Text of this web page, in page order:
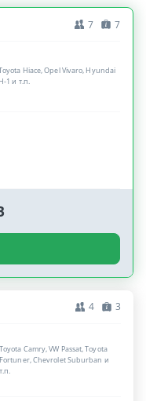
7 7
Hiace, Opel Vivaro, Hyundai
H-1 и т.п.
4 3
Toyota Camry, VW Passat, Toyota
Fortuner, Chevrolet Suburban и
т.п.